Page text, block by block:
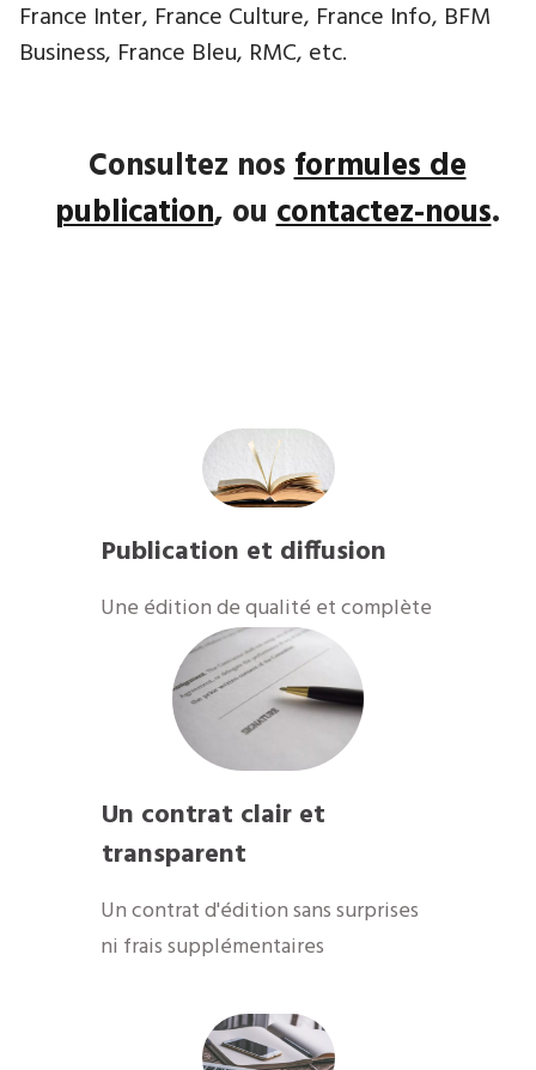
France Inter, France Culture, France Info, BFM
Business, France Bleu, RMC, etc.
Consultez nosformules de
publication, oucontactez-nous.
Publication et diffusion
​Une édition de qualité et complète
Un contrat clair et
transparent
Un contrat d'édition sans surprises
ni frais supplémentaires